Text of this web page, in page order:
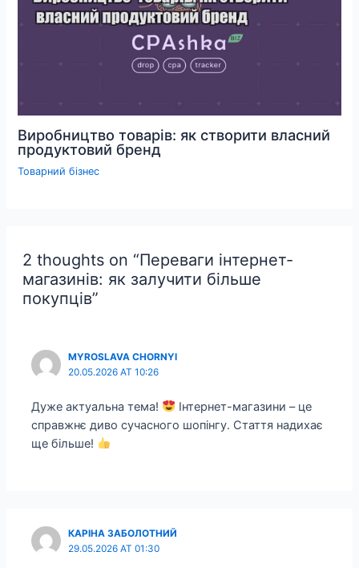
Виробництво товарів: як створити власний
продуктовий бренд
Товарний бізнес
2 thoughts on “Переваги інтернет-
магазинів: як залучити більше
покупців”
MYROSLAVA CHORNYI
20.05.2026 AT 10:26
Дуже актуальна тема!
Інтернет-магазини – це
справжнє диво сучасного шопінгу. Стаття надихає
ще більше!
КАРІНА ЗАБОЛОТНИЙ
29.05.2026 AT 01:30